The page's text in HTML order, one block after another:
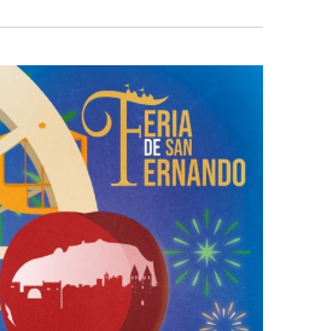
y
vistas
de
Eventos
Evento